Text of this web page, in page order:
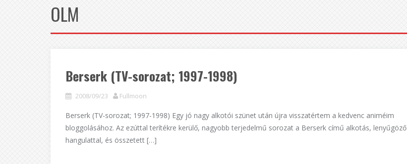
OLM
Berserk (TV-sorozat; 1997-1998)
2008/09/23 Fullmoon
Berserk (TV-sorozat; 1997-1998) Egy jó nagy alkotói szünet után újra visszatértem a kedvenc animéim
bloggolásához. Az ezúttal terítékre kerülő, nagyobb terjedelmű sorozat a Berserk című alkotás, lenyűgöző
hangulattal, és összetett […]